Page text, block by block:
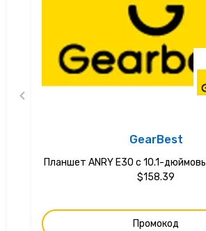
GearBest
Планшет ANRY E30 с 10.1-
$158.39
Промокод